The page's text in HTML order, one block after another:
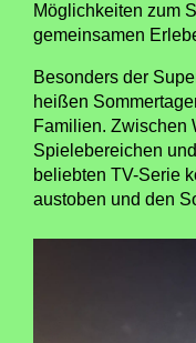
1
Zu den
anderem
Blütensplash,